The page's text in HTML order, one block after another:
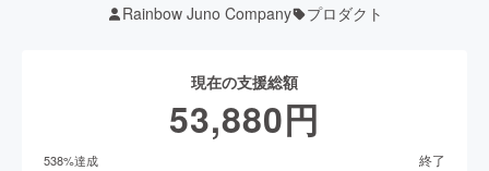
Rainbow Juno Company プロダクト
現在の支援総額
53,880円
538%達成 終了